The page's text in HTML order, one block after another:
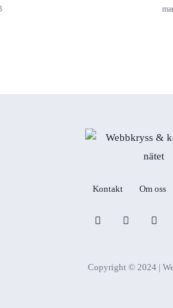
Kontakt Om oss
Copyright © 2024 |